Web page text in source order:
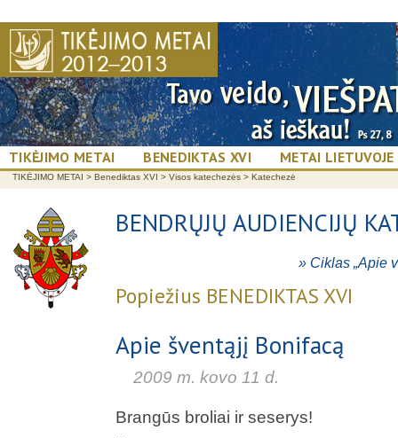
TIKĖJIMO METAI BENEDIKTAS XVI METAI LIETUVOJE
TIKĖJIMO METAI > Benediktas XVI > Visos katechezės > Katechezė
BENDRŲJŲ AUDIENCIJŲ
» Ciklas „Apie
Popiežius BENEDIKTAS XVI
Apie šventąjį Bonifacą
2009 m. kovo 11 d.
Brangūs broliai ir seserys!